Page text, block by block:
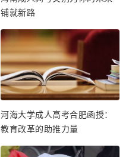
铺就新路
河海大学成人高考合肥函授：
教育改革的助推力量